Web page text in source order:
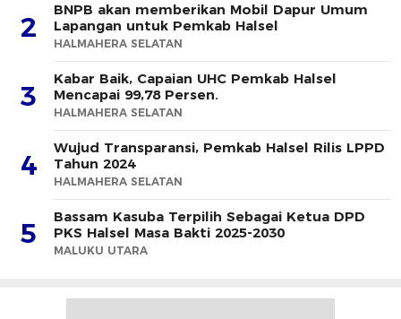
2
BNPB akan memberikan Mobil Dapur Umum
Lapangan untuk Pemkab Halsel
HALMAHERA SELATAN
3
Kabar Baik, Capaian UHC Pemkab Halsel
Mencapai 99,78 Persen.
HALMAHERA SELATAN
4
Wujud Transparansi, Pemkab Halsel Rilis LPPD
Tahun 2024
HALMAHERA SELATAN
5
Bassam Kasuba Terpilih Sebagai Ketua DPD
PKS Halsel Masa Bakti 2025-2030
MALUKU UTARA